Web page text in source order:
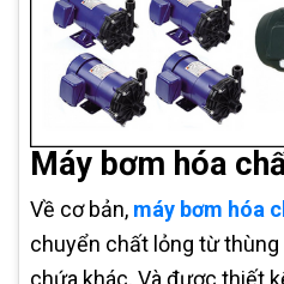
Máy bơm hóa
Về cơ bản, máy bơm hóa
chuyển chất lỏng từ